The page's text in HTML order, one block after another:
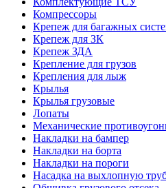
Компрессоры
Крепеж для багажных
Крепеж для ЗК
Крепеж ЗДА
Крепление для грузов
Крепления для лыж
Крылья
Крылья грузовые
Лопаты
Механические
Накладки на бампер
Накладки на борта
Накладки на пороги
Насадка на выхлопную